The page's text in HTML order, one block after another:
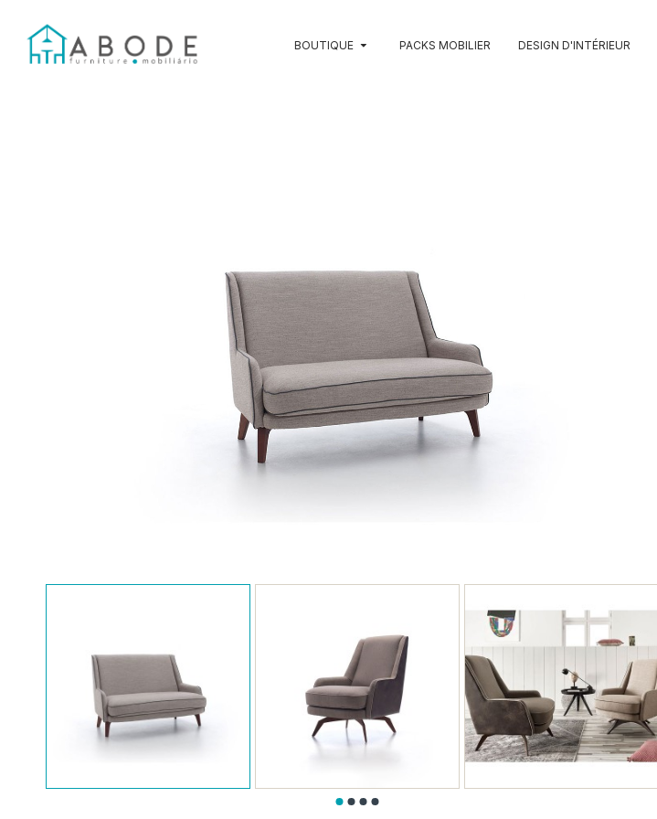
BOUTIQUE PACKS MOBILIER DESIGN D'INTÉRIEUR